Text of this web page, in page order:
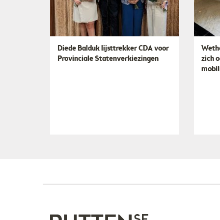
Diede Balduk lijsttrekker CDA voor
Provinciale Statenverkiezingen
zich